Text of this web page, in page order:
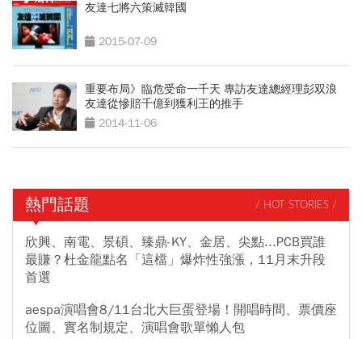
友達七將六策滅韓國
2015-07-09
重要布局》臨危受命一千天 專訪友達總經理彭双浪
友達從慘賠千億到獲利王的推手
2014-11-06
熱門話題 / HOT STORIES /
欣興、南電、景碩、臻鼎-KY、金居、尖點...PCB買誰
最賺？杜金龍點名「這檔」爆炸性強漲，11月末升段
首選
aespa演唱會8/11台北大巨蛋登場！開唱時間、票價座
位圖、實名制規定、演唱會歌單懶人包